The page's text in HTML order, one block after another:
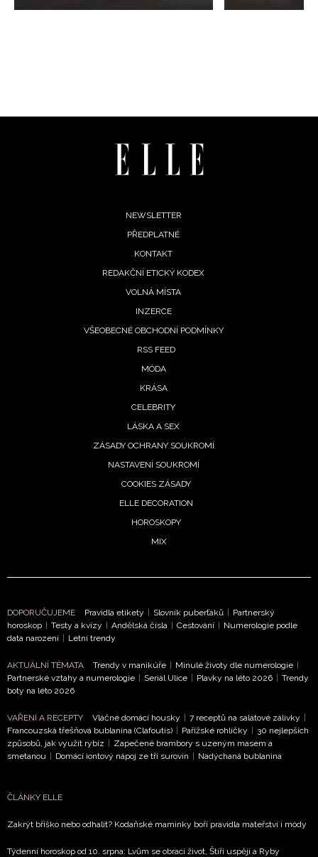
NEWSLETTER
PŘEDPLATNÉ
KONTAKT
REDAKČNÍ ETICKÝ KODEX
VOLNÁ MÍSTA
INZERCE
VŠEOBECNÉ OBCHODNÍ PODMÍNKY
RSS FEED
MÓDA
KRÁSA
CELEBRITY
LÁSKA A SEX
ZÁSADY OCHRANY SOUKROMÍ
NASTAVENÍ SOUKROMÍ
COOKIES ZÁSADY
ELLE DECORATION
HOROSKOPY
MIX
DOPORUČUJEME Pravidla etikety | Slovník puberťáků | Partnerský
horoskop | Testy a kvízy | Andělská čísla | Cestování | Numerologie podle
data narození | Letní trendy
AKTUÁLNÍ TÉMATA Trendy v manikúře | Minulé životy dle numerologie |
Partnerské vztahy a numerologie | Seriál Ulice | Plavky na léto 2026 | Trendy
boty na léto 2026
VAŘENÍ A RECEPTY Vláčné domácí housky | 7 receptů na salátové zálivky |
Francouzská třešňová bublanina (Clafoutis) | Pařížské rohlíčky | 30 nejlepších
způsobů, jak využít rybíz | Zapečené brambory s uzeným masem a
smetanou | Domácí iontový nápoj ze tří surovin | Nadýchaná bublanina
ČLÁNKY ELLE
Zakrýt bříško nebo odhalit? Kodaňské maminky boří pravidla mateřství i módy
Týdenní horoskop od 10. srpna: Lvům se obrací život, Štíři uspějí a Ryby